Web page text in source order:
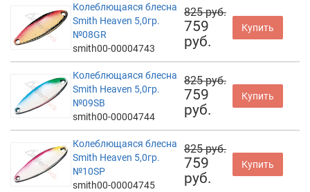
Колеблющаяся блесна
Smith Heaven 5,0гр.
№08GR
smith00-00004743
825 руб.
759
руб.
Купить
Колеблющаяся блесна
Smith Heaven 5,0гр.
№09SB
smith00-00004744
825 руб.
759
руб.
Купить
Колеблющаяся блесна
Smith Heaven 5,0гр.
№10SP
smith00-00004745
825 руб.
759
руб.
Купить